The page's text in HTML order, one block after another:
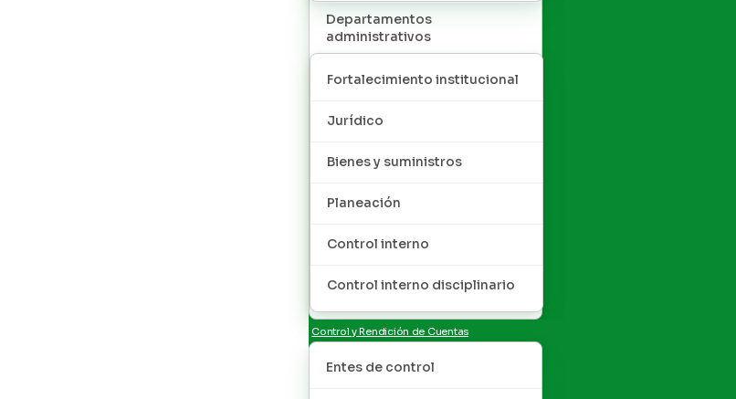
Departamentos
administrativos
Fortalecimiento institucional
Jurídico
Bienes y suministros
Planeación
Control interno
Control interno disciplinario
Control y Rendición de Cuentas
Entes de control